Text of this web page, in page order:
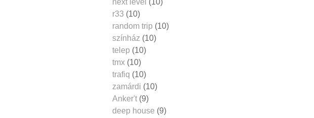
r33 (10)
random trip (10)
színház (10)
telep (10)
tmx (10)
trafiq (10)
zamárdi (10)
Anker't (9)
deep house (9)